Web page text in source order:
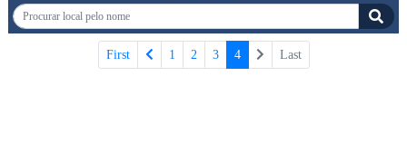
First 1 2 3 4 Last